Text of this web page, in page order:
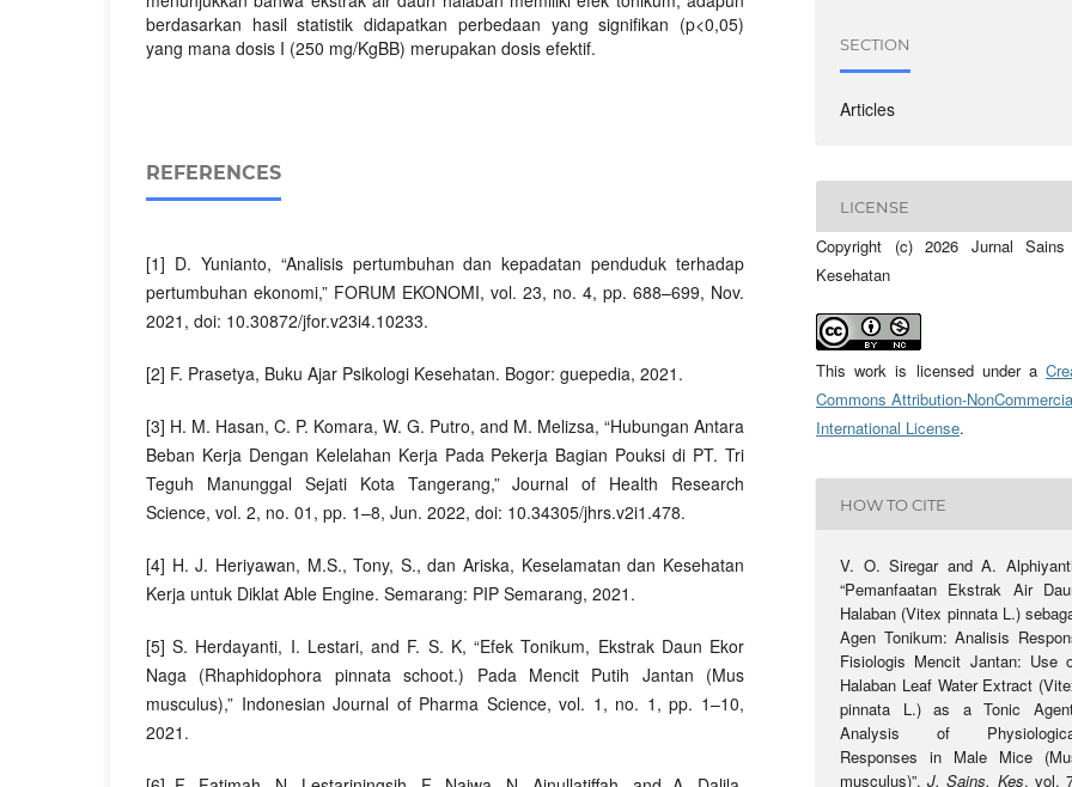
berdasarkan hasil statistik didapatkan perbedaan yang signifikan (p<0,05)
yang mana dosis I (250 mg/KgBB) merupakan dosis efektif.
REFERENCES
[1] D. Yunianto, “Analisis pertumbuhan dan kepadatan penduduk terhadap
pertumbuhan ekonomi,” FORUM EKONOMI, vol. 23, no. 4, pp. 688–699, Nov.
2021, doi: 10.30872/jfor.v23i4.10233.
[2] F. Prasetya, Buku Ajar Psikologi Kesehatan. Bogor: guepedia, 2021.
[3] H. M. Hasan, C. P. Komara, W. G. Putro, and M. Melizsa, “Hubungan Antara
Beban Kerja Dengan Kelelahan Kerja Pada Pekerja Bagian Pouksi di PT. Tri
Teguh Manunggal Sejati Kota Tangerang,” Journal of Health Research
Science, vol. 2, no. 01, pp. 1–8, Jun. 2022, doi: 10.34305/jhrs.v2i1.478.
[4] H. J. Heriyawan, M.S., Tony, S., dan Ariska, Keselamatan dan Kesehatan
Kerja untuk Diklat Able Engine. Semarang: PIP Semarang, 2021.
[5] S. Herdayanti, I. Lestari, and F. S. K, “Efek Tonikum, Ekstrak Daun Ekor
Naga (Rhaphidophora pinnata schoot.) Pada Mencit Putih Jantan (Mus
musculus),” Indonesian Journal of Pharma Science, vol. 1, no. 1, pp. 1–10,
2021.
SECTION
Articles
LICENSE
Copyright (c) 2026 Jurnal
Kesehatan
This work is licensed under a
Commons Attribution-
International License.
HOW TO CITE
V. O. Siregar and A.
“Pemanfaatan Ekstrak Air
Halaban (Vitex pinnata L.)
Agen Tonikum: Analisis
Fisiologis Mencit Jantan: Use
Halaban Leaf Water Extract
pinnata L.) as a Tonic
Analysis of
Responses in Male Mice
musculus)”,J. Sains. Kes, vol.